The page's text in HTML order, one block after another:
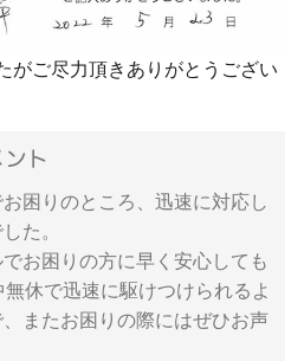
がご尽力頂きありがとうござい
困りのところ、迅速に対応し
た。
お困りの方に早く安心しても
休で迅速に駆けつけられるよ
またお困りの際にはぜひお声